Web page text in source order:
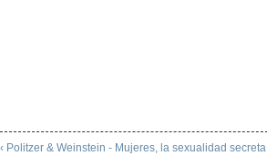
‹ Politzer & Weinstein - Mujeres, la sexualidad secreta